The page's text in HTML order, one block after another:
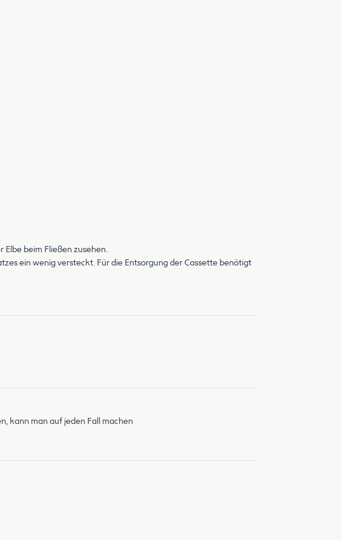
beim Fließen zusehen.
ein wenig versteckt. Für die Entsorgung der Cassette benötigt
kann man auf jeden Fall machen